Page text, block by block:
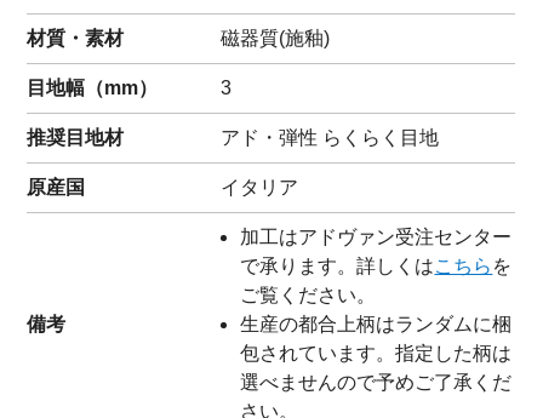
材質・素材 磁器質(施釉)
目地幅（mm） 3
推奨目地材 アド・弾性 らくらく目地
原産国 イタリア
備考
加工はアドヴァン受注センター
で承ります。詳しくはこちら を
ご覧ください。
生産の都合上柄はランダムに梱
包されています。指定した柄は
選べませんので予めご了承くだ
さい。